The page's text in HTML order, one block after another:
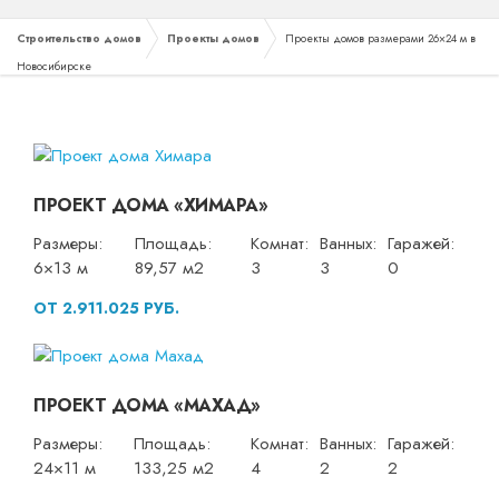
Строительство домов Проекты домов
Проекты домов размерами 26×24 м в
Новосибирске
ПРОЕКТ ДОМА «ХИМАРА»
Размеры:
6×13 м
Площадь:
89,57 м2
Комнат:
3
Ванных:
3
Гаражей:
0
ОТ 2.911.025 РУБ.
ПРОЕКТ ДОМА «МАХАД»
Размеры:
24×11 м
Площадь:
133,25 м2
Комнат:
4
Ванных:
2
Гаражей:
2